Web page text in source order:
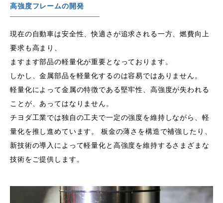
高強度フレームの開発
現在の自動車は安全性、快適さが追求される一方、燃費向上
要求も高まり、
ますます部品の軽量化が重要となっております。
しかし、金属部品を軽量化するのは容易ではありません。
軽量化によって金属の特徴である堅牢性、高強度が失われる
ことが、あってはなりません。
チヨダ工業では独自の工夫で一定の強度を維持しながら、軽
量化を推し進めています。 板金の薄さを構造で補強したり、
新技術の導入によって軽量化と高強度を維持するさまざまな
技術をご提供します。